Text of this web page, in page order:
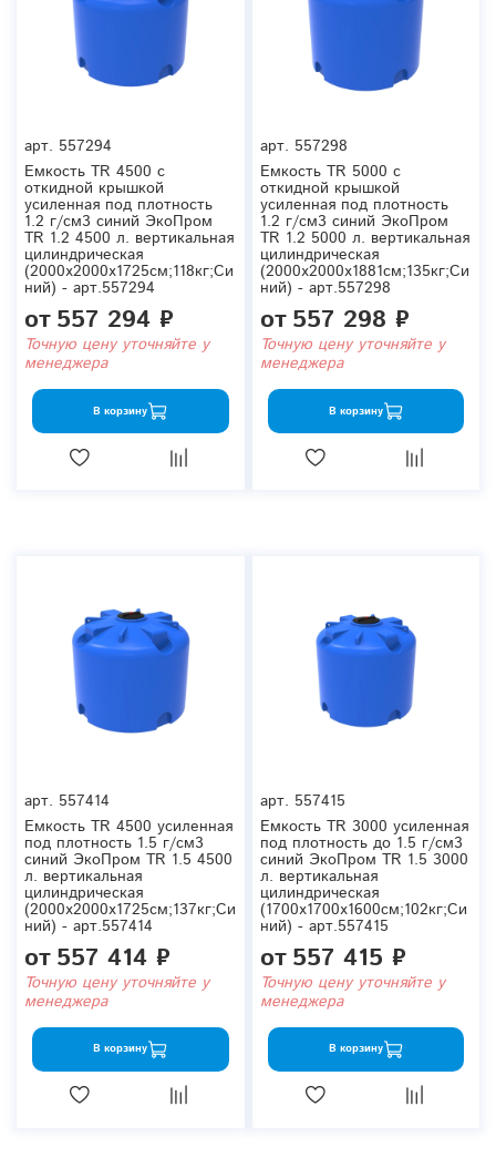
арт. 557294
Емкость TR 4500 с
откидной крышкой
усиленная под плотность
1.2 г/см3 синий ЭкоПром
TR 1.2 4500 л. вертикальная
цилиндрическая
(2000x2000x1725см;118кг;Си
ний) - арт.557294
от557 294 ₽
Точную цену уточняйте у
менеджера
В корзину
арт. 557298
Емкость TR 5000 с
откидной крышкой
усиленная под плотность
1.2 г/см3 синий ЭкоПром
TR 1.2 5000 л. вертикальная
цилиндрическая
(2000x2000x1881см;135кг;Си
ний) - арт.557298
от557 298 ₽
Точную цену уточняйте у
менеджера
В корзину
арт. 557414
Емкость TR 4500 усиленная
под плотность 1.5 г/см3
синий ЭкоПром TR 1.5 4500
л. вертикальная
цилиндрическая
(2000x2000x1725см;137кг;Си
ний) - арт.557414
от557 414 ₽
Точную цену уточняйте у
менеджера
В корзину
арт. 557415
Емкость TR 3000 усиленная
под плотность до 1.5 г/см3
синий ЭкоПром TR 1.5 3000
л. вертикальная
цилиндрическая
(1700x1700x1600см;102кг;Си
ний) - арт.557415
от557 415 ₽
Точную цену уточняйте у
менеджера
В корзину